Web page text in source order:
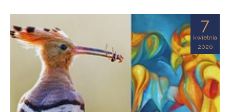
7
kwietnia
2026